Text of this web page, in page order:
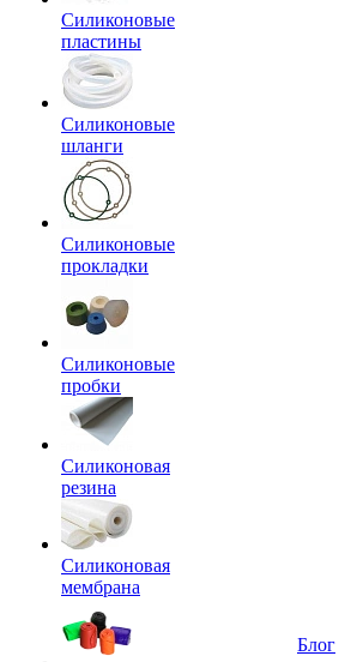
Силиконовые
пластины
Силиконовые
шланги
Силиконовые
прокладки
Силиконовые
пробки
Силиконовая
резина
Силиконовая
мембрана
Блог